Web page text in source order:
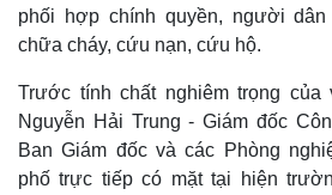
phối hợp chính quyền, người
chữa cháy, cứu nạn, cứu hộ.
Trước tính chất nghiêm trọng của
Nguyễn Hải Trung - Giám đốc
Ban Giám đốc và các Phòng
phố trực tiếp có mặt tại hiện